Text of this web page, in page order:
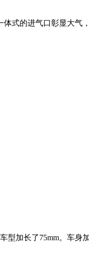
式的进气口彰显大气
型加长了75mm。车身